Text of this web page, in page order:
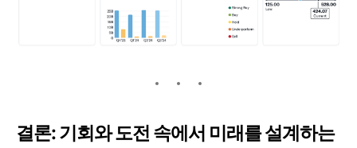
결론: 기회와 도전 속에서 미래를 설계하는